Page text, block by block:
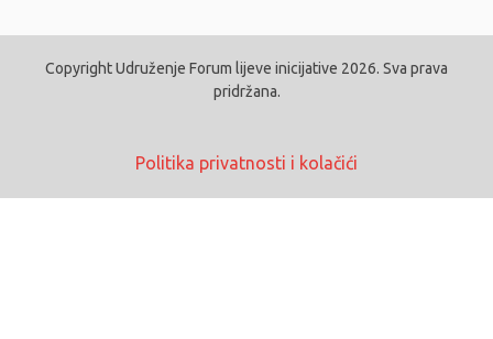
Copyright Udruženje Forum lijeve inicijative 2026. Sva prava
pridržana.
Politika privatnosti i kolačići